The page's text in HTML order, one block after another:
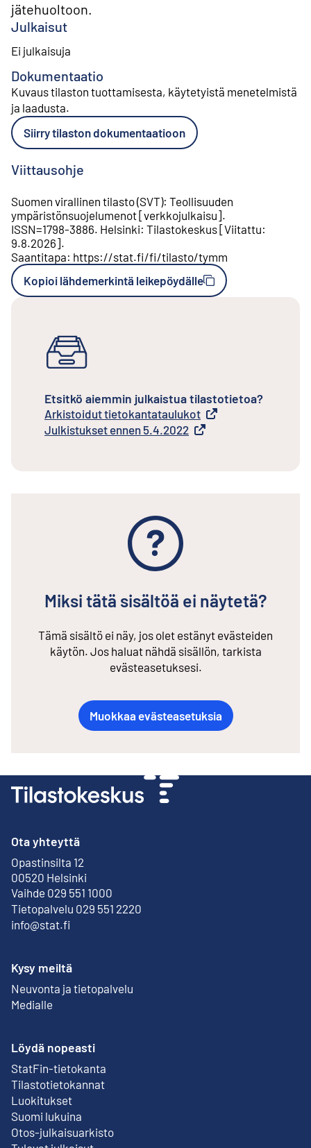
jätehuoltoon.
Julkaisut
Ei julkaisuja
Dokumentaatio
Kuvaus tilaston tuottamisesta, käytetyistä menetelmistä
ja laadusta.
Siirry tilaston dokumentaatioon
Viittausohje
Suomen virallinen tilasto (SVT): Teollisuuden
ympäristönsuojelumenot[verkkojulkaisu].
ISSN=1798-3886. Helsinki: Tilastokeskus[Viitattu:
9.8.2026].
Saantitapa: https://stat.fi/fi/tilasto/tymm
Kopioi lähdemerkintä leikepöydälle
Etsitkö aiemmin julkaistua tilastotietoa?
Arkistoidut tietokantataulukot
Ulkoinen linkki
Julkistukset ennen 5.4.2022
Ulkoinen linkki
Miksi tätä sisältöä ei näytetä?
Tämä sisältö ei näy, jos olet estänyt evästeiden
käytön. Jos haluat nähdä sisällön, tarkista
evästeasetuksesi.
Muokkaa evästeasetuksia
Ota yhteyttä
Opastinsilta 12
00520 Helsinki
Ulkoinen linkki
Vaihde 029 551 1000
Tietopalvelu 029 551 2220
info@stat.fi
Kysy meiltä
Neuvonta ja tietopalvelu
Medialle
Löydä nopeasti
StatFin-tietokanta
Ulkoinen linkki
Tilastotietokannat
Luokitukset
Suomi lukuina
Otos-julkaisuarkisto
Ulkoinen linkki